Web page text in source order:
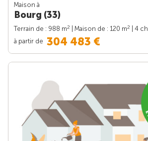
Maison à
Bourg (33)
Terrain de : 988 m2 | Maison de : 120 m2
| 4 ch.
à partir de 304 483 €